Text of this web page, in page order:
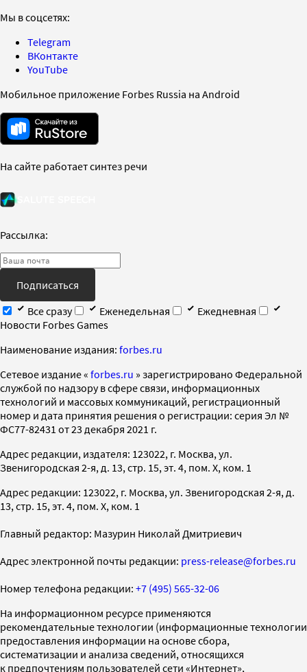
Мы в соцсетях:
Telegram
ВКонтакте
YouTube
Мобильное приложение Forbes Russia на Android
На сайте работает синтез речи
Рассылка:
Подписаться
Все сразу
Еженедельная
Ежедневная
Новости Forbes Games
Наименование издания: forbes.ru
Cетевое издание « forbes.ru » зарегистрировано Федеральной
службой по надзору в сфере связи, информационных
технологий и массовых коммуникаций, регистрационный
номер и дата принятия решения о регистрации: серия Эл №
ФС77-82431 от 23 декабря 2021 г.
Адрес редакции, издателя: 123022, г. Москва, ул.
Звенигородская 2-я, д. 13, стр. 15, эт. 4, пом. X, ком. 1
Адрес редакции: 123022, г. Москва, ул. Звенигородская 2-я, д.
13, стр. 15, эт. 4, пом. X, ком. 1
Главный редактор: Мазурин Николай Дмитриевич
Адрес электронной почты редакции: press-release@forbes.ru
Номер телефона редакции: +7 (495) 565-32-06
На информационном ресурсе применяются
рекомендательные технологии (информационные технологии
предоставления информации на основе сбора,
систематизации и анализа сведений, относящихся
к предпочтениям пользователей сети «Интернет»,